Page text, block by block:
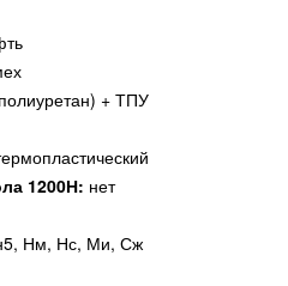
+ ТПУ
1200Н: нет
Нм, Нс, Ми, Сж